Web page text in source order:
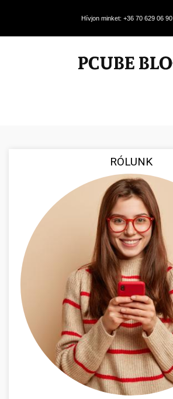
Hívjon minket: +36 70 629 06 90
RÓLUNK